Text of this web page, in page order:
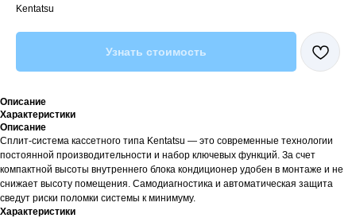
Kentatsu
Узнать стоимость
Описание
Характеристики
Описание
Сплит-система кассетного типа Kentatsu — это современные технологии
постоянной производительности и набор ключевых функций. За счет
компактной высоты внутреннего блока кондиционер удобен в монтаже и не
снижает высоту помещения. Самодиагностика и автоматическая защита
сведут риски поломки системы к минимуму.
Характеристики